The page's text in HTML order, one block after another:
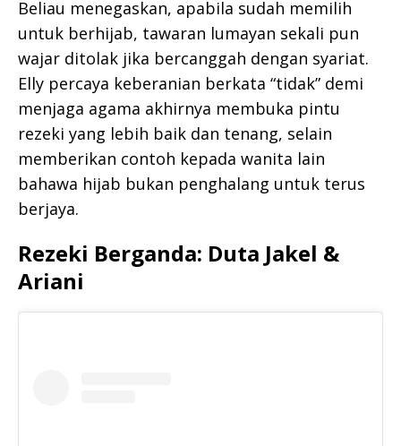
Beliau menegaskan, apabila sudah memilih
untuk berhijab, tawaran lumayan sekali pun
wajar ditolak jika bercanggah dengan syariat.
Elly percaya keberanian berkata “tidak” demi
menjaga agama akhirnya membuka pintu
rezeki yang lebih baik dan tenang, selain
memberikan contoh kepada wanita lain
bahawa hijab bukan penghalang untuk terus
berjaya.
Rezeki Berganda: Duta Jakel &
Ariani